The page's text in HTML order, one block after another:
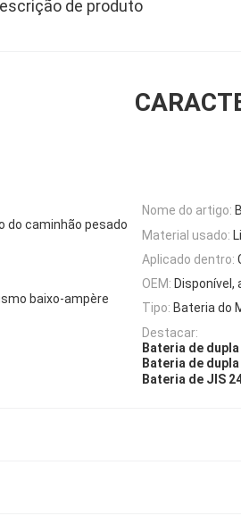
de produto
do caminhão pesado
Nome do artigo:
Material usado:
Aplicado dentro:
baixo-ampère
OEM: Disponível,
Tipo: Bateria do
Destacar:
Bateria de
Bateria de
Bateria de JIS